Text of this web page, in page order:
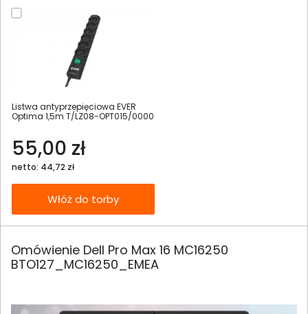
Listwa antyprzepięciowa EVER
Optima 1,5m T/LZ08-OPT015/0000
55,00 zł
netto: 44,72 zł
Włóż do torby
Omówienie Dell Pro Max 16 MC16250
BTO127_MC16250_EMEA